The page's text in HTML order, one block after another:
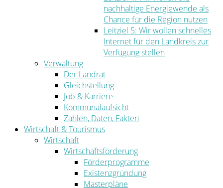
nachhaltige Energiewende als
Chance für die Region nutzen
Leitziel 5: Wir wollen schnelles
Internet für den Landkreis zur
Verfügung stellen
Verwaltung
Der Landrat
Gleichstellung
Job & Karriere
Kommunalaufsicht
Zahlen, Daten, Fakten
Wirtschaft & Tourismus
Wirtschaft
Wirtschaftsförderung
Förderprogramme
Existenzgründung
Masterpläne